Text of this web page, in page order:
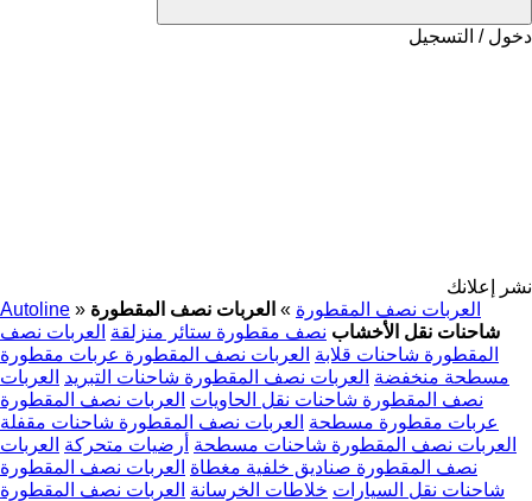
دخول / التسجيل
نشر إعلانك
Autoline » العربات نصف المقطورة » العربات نصف المقطورة
شاحنات نقل الأخشاب نصف مقطورة ستائر منزلقة العربات نصف
المقطورة شاحنات قلابة العربات نصف المقطورة عربات مقطورة
مسطحة منخفضة العربات نصف المقطورة شاحنات التبريد العربات
نصف المقطورة شاحنات نقل الحاويات العربات نصف المقطورة
عربات مقطورة مسطحة العربات نصف المقطورة شاحنات مقفلة
العربات نصف المقطورة شاحنات مسطحة أرضيات متحركة العربات
نصف المقطورة صناديق خلفية مغطاة العربات نصف المقطورة
شاحنات نقل السيارات خلاطات الخرسانة العربات نصف المقطورة